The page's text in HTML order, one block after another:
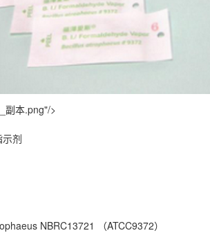
副本.png"/>
剂
NBRC13721 （ATCC9372）